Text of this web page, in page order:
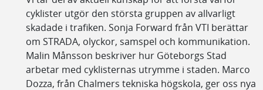
cyklister utgör den största gruppen av allvarligt
skadade i trafiken. Sonja Forward från VTI berättar
om STRADA, olyckor, samspel och kommunikation.
Malin Månsson beskriver hur Göteborgs Stad
arbetar med cyklisternas utrymme i staden. Marco
Dozza, från Chalmers tekniska högskola, ger oss nya